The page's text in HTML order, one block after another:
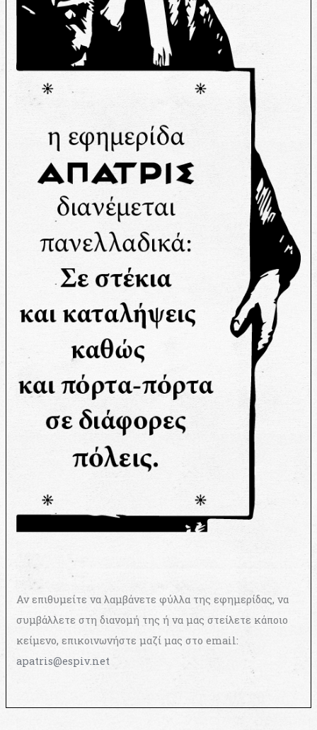
Αν επιθυμείτε να λαμβάνετε φύλλα της εφημερίδας, να
συμβάλλετε στη διανομή της ή να μας στείλετε κάποιο
κείμενο, επικοινωνήστε μαζί μας στο email:
apatris@espiv.net